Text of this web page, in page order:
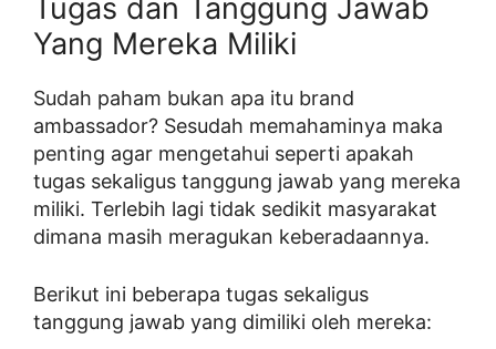
Tugas dan Tanggung Jawab
Yang Mereka Miliki
Sudah paham bukan apa itu brand
ambassador? Sesudah memahaminya maka
penting agar mengetahui seperti apakah
tugas sekaligus tanggung jawab yang mereka
miliki. Terlebih lagi tidak sedikit masyarakat
dimana masih meragukan keberadaannya.
Berikut ini beberapa tugas sekaligus
tanggung jawab yang dimiliki oleh mereka: